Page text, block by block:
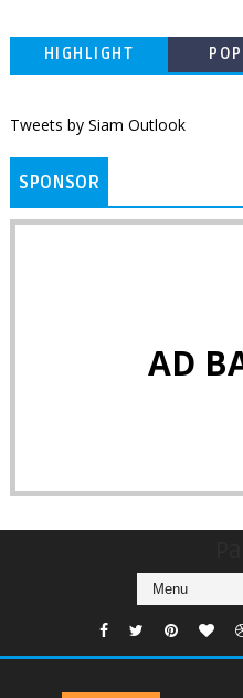
HIGHLIGHT
Tweets by Siam Outlook
SPONSOR
AD